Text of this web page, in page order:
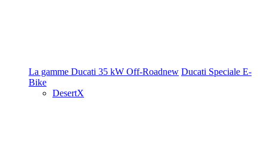
La gamme Ducati 35 kW Off-Roadnew Ducati Speciale E-
Bike
DesertX